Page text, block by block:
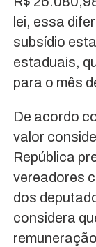
lei, essa
subsídio
estaduais,
para o mês
De acordo
valor
República
vereadores
dos
considera